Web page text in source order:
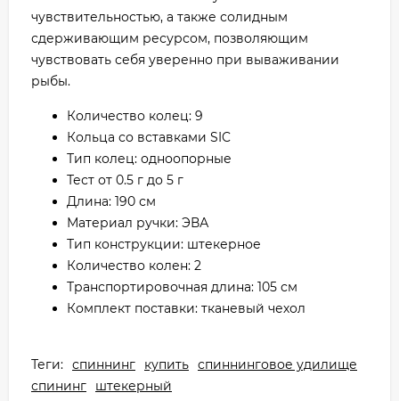
чувствительностью, а также солидным
сдерживающим ресурсом, позволяющим
чувствовать себя уверенно при вываживании
рыбы.
Количество колец: 9
Кольца со вставками SIC
Тип колец: одноопорные
Тест от 0.5 г до 5 г
Длина: 190 см
Материал ручки: ЭВА
Тип конструкции: штекерное
Количество колен: 2
Транспортировочная длина: 105 см
Комплект поставки: тканевый чехол
Теги: спиннинг купить спиннинговое удилище
спининг
штекерный